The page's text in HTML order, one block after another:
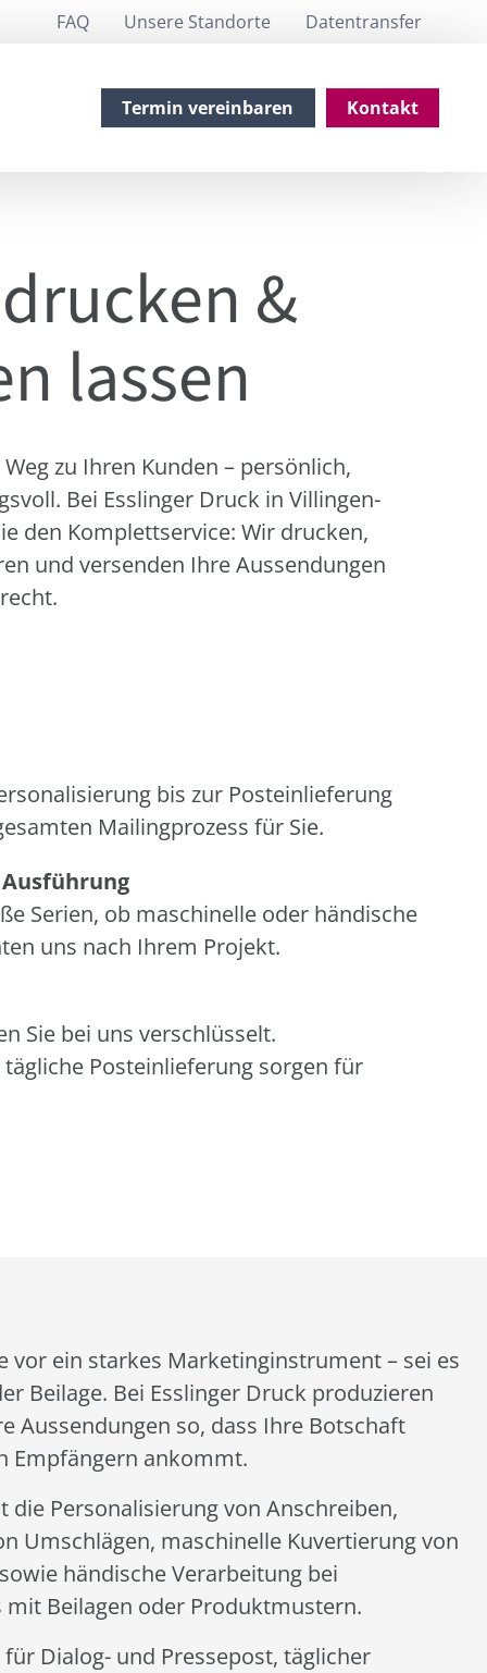
FAQ Unsere Standorte Datentransfer
Termin vereinbaren Kontakt
&
lassen
zu Ihren Kunden – persönlich,
Bei Esslinger Druck in Villingen-
den Komplettservice: Wir drucken,
und versenden Ihre Aussendungen
bis zur Posteinlieferung
Mailingprozess für Sie.
Serien, ob maschinelle oder händische
uns nach Ihrem Projekt.
Sie bei uns verschlüsselt.
Posteinlieferung sorgen für
vor ein starkes Marketinginstrument – sei es
Beilage. Bei Esslinger Druck produzieren
Aussendungen so, dass Ihre Botschaft
Empfängern ankommt.
die Personalisierung von Anschreiben,
Umschlägen, maschinelle Kuvertierung von
händische Verarbeitung bei
Beilagen oder Produktmustern.
Dialog- und Pressepost, täglicher